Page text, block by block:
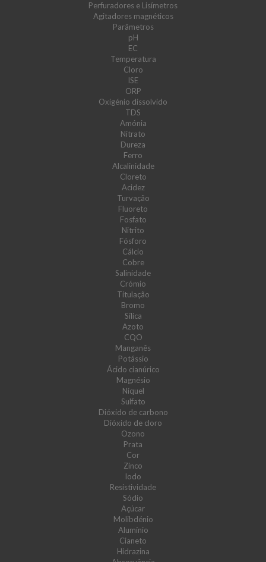
Perfuradores e Lisímetros
Agitadores magnéticos
Parâmetros
pH
EC
Temperatura
Cloro
ISE
ORP
Oxigénio dissolvido
TDS
Amónia
Nitrato
Dureza
Ferro
Alcalinidade
Cloreto
Acidez
Turvação
Fluoreto
Fosfato
Nitrito
Fósforo
Cálcio
Cobre
Salinidade
Crómio
Titulação
Bromo
Sílica
Azoto
CQO
Manganês
Potássio
Ácido cianúrico
Magnésio
Níquel
Sulfato
Dióxido de carbono
Dióxido de cloro
Ozono
Prata
Cor
Zinco
Iodo
Resistividade
Sódio
Açúcar
Molibdénio
Alumínio
Cianeto
Hidrazina